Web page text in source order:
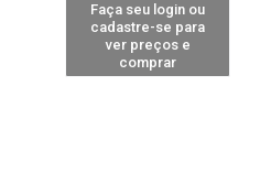
Faça seu login ou
cadastre-se para
ver preços e
comprar